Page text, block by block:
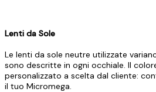
Lenti da Sole
Le lenti da sole neutre utilizzate
sono descritte in ogni occhiale. Il
personalizzato a scelta dal cliente:
il tuo Micromega.